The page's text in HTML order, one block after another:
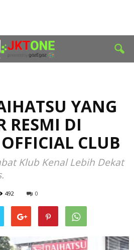
YANG
RESMI DI
CLUB
Klub Kenal Lebih Dekat
492 0